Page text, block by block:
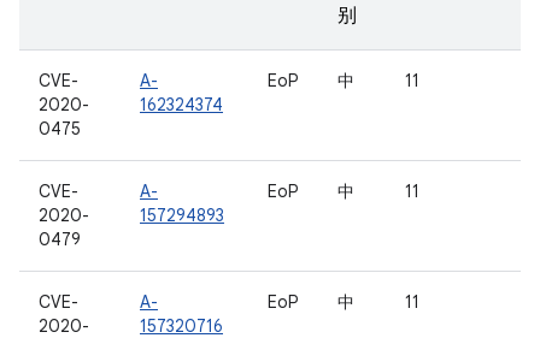
别
CVE-
2020-
0475
A-
162324374
EoP 中 11
CVE-
2020-
0479
A-
157294893
EoP 中 11
CVE-
2020-
A-
157320716
EoP 中 11